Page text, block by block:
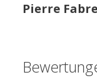
Pierre